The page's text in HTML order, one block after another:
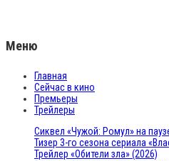
Меню
Главная
Сейчас в кино
Премьеры
Трейлеры
Сиквел «Чужой: Ромул» на
Тизер 3-го сезона сериала
Трейлер «Обители зла» (2026)